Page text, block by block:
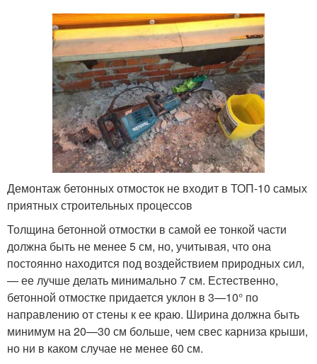
Демонтаж бетонных отмосток не входит в ТОП-10 самых
приятных строительных процессов
Толщина бетонной отмостки в самой ее тонкой части
должна быть не менее 5 см, но, учитывая, что она
постоянно находится под воздействием природных сил,
— ее лучше делать минимально 7 см. Естественно,
бетонной отмостке придается уклон в 3—10° по
направлению от стены к ее краю. Ширина должна быть
минимум на 20—30 см больше, чем свес карниза крыши,
но ни в каком случае не менее 60 см.